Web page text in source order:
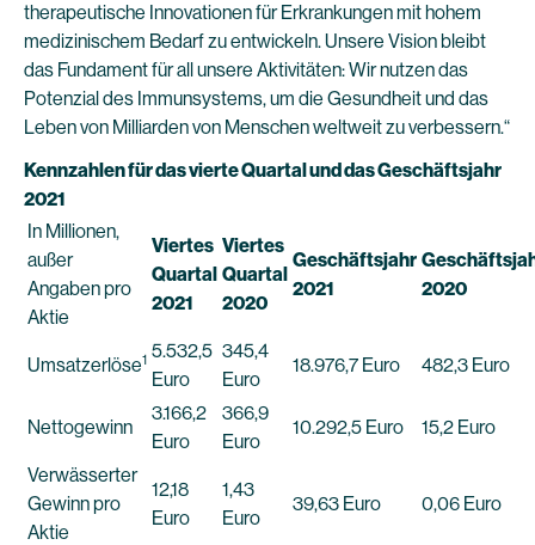
therapeutische Innovationen für Erkrankungen mit hohem
medizinischem Bedarf zu entwickeln. Unsere Vision bleibt
das Fundament für all unsere Aktivitäten: Wir nutzen das
Potenzial des Immunsystems, um die Gesundheit und das
Leben von Milliarden von Menschen weltweit zu verbessern.“
Kennzahlen für das vierte Quartal und das Geschäftsjahr
2021
In Millionen,
außer
Angaben pro
Aktie
Viertes
Quartal
2021
Viertes
Quartal
2020
Geschäftsjahr
2021
2020
Umsatzerlöse1 5.532,5
Euro
345,4
Euro
18.976,7 Euro 482,3 Euro
Nettogewinn
3.166,2
Euro
366,9
Euro
10.292,5 Euro 15,2 Euro
Verwässerter
Gewinn pro
Aktie
12,18
Euro
1,43
Euro
39,63 Euro 0,06 Euro